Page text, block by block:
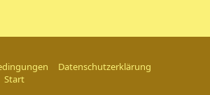
allen ein gesundes neues Jahr und
:-)
euch einen guten Rutsch ins Jahr
Datenschutzerklärung
Start